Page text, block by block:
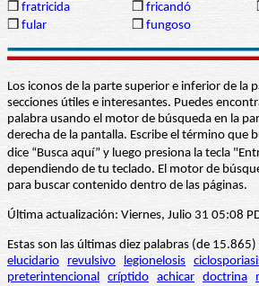
❒ fratricida ❒ fricandó
❒ fular ❒ fungoso
Los iconos de la parte superior e inferior de la
secciones útiles e interesantes. Puedes
palabra usando el motor de búsqueda en la
derecha de la pantalla. Escribe el término que
dice “Busca aquí” y luego presiona la tecla
dependiendo de tu teclado. El motor de
para buscar contenido dentro de las páginas.
Última actualización: Viernes, Julio 31 05:08
Estas son las últimas diez palabras (de
elucidario
revulsivo legionelosis
preterintencional críptido achicar doctrina